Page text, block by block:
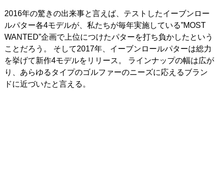
2016年の驚きの出来事と言えば、テストしたイーブンロー
ルパター各4モデルが、私たちが毎年実施している”MOST
WANTED”企画で上位につけたパターを打ち負かしたという
ことだろう。 そして2017年、イーブンロールパターは総力
を挙げて新作4モデルをリリース。 ラインナップの幅は広が
り、あらゆるタイプのゴルファーのニーズに応えるブラン
ドに近づいたと言える。
IRONS アイアン
WEDGES ウェッジ
PUTTERS パター
OTHER その他